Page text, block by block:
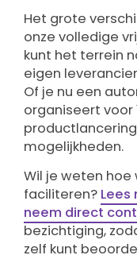
Het grote
onze volledige
kunt het terrein
eigen
Of je nu een
organiseert
mogelijkheden.
Wil je weten hoe
faciliteren? Lees
neem direct
bezichtiging,
zelf kunt